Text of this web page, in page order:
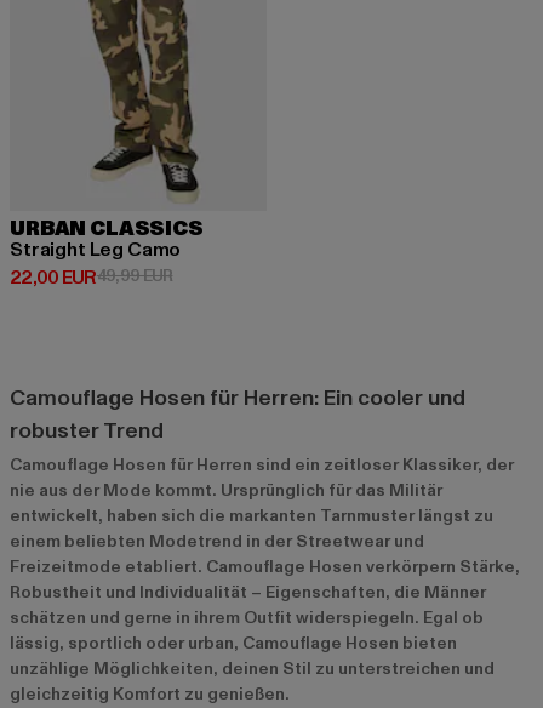
URBAN CLASSICS
Straight Leg Camo
22,00 EUR
Derzeitiger Preis: 22,00 EUR
49,99 EURAktionspreis: 49,99 EUR
Camouflage Hosen für Herren: Ein cooler und
robuster Trend
Camouflage Hosen für Herren sind ein zeitloser Klassiker, der
nie aus der Mode kommt. Ursprünglich für das Militär
entwickelt, haben sich die markanten Tarnmuster längst zu
einem beliebten Modetrend in der Streetwear und
Freizeitmode etabliert. Camouflage Hosen verkörpern Stärke,
Robustheit und Individualität – Eigenschaften, die Männer
schätzen und gerne in ihrem Outfit widerspiegeln. Egal ob
lässig, sportlich oder urban, Camouflage Hosen bieten
unzählige Möglichkeiten, deinen Stil zu unterstreichen und
gleichzeitig Komfort zu genießen.